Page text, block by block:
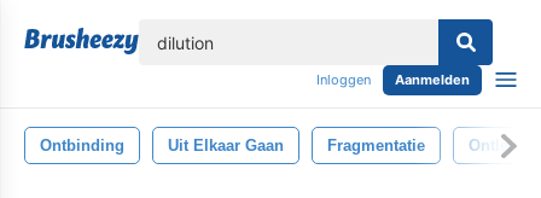
Inloggen Aanmelden
Ontbinding Uit Elkaar Gaan Fragmentatie Ontleding